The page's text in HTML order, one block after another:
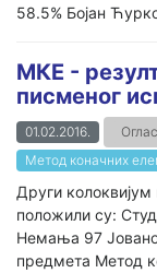
58.5% Бојан
МКЕ -
писменог
01.02.2016.
Метод коначних
Други
положили су:
Немања 97
предмета Метод